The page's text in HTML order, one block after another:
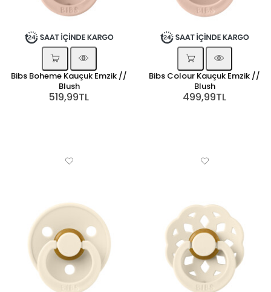
Bibs Boheme Kauçuk Emzik //
Blush
519,99TL
Bibs Colour Kauçuk Emzik //
Blush
499,99TL